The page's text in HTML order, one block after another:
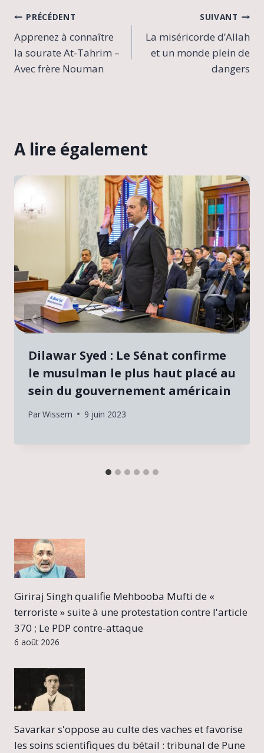
Navigation
de
l’article
PRÉCÉDENT
Apprenez à connaître
la sourate At-Tahrim –
Avec frère Nouman
SUIVANT
La miséricorde d’Allah
et un monde plein de
dangers
A lire également
Dilawar Syed : Le Sénat confirme
le musulman le plus haut placé au
sein du gouvernement américain
ParWissem 9 juin 2023
Giriraj Singh qualifie Mehbooba Mufti de «
terroriste » suite à une protestation contre l'article
370 ; Le PDP contre-attaque
6 août 2026
Savarkar s'oppose au culte des vaches et favorise
les soins scientifiques du bétail : tribunal de Pune